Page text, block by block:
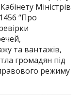
Міністрів
“Про
та вантажів,
громадян під
режиму